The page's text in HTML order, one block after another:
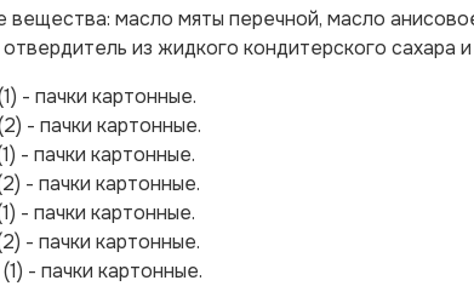
вещества: масло мяты перечной, масло
из жидкого кондитерского сахара
- пачки картонные.
- пачки картонные.
- пачки картонные.
- пачки картонные.
- пачки картонные.
- пачки картонные.
- пачки картонные.